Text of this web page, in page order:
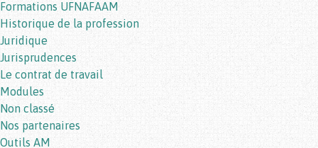
Formations UFNAFAAM
Historique de la profession
Juridique
Jurisprudences
Le contrat de travail
Modules
Non classé
Nos partenaires
Outils AM